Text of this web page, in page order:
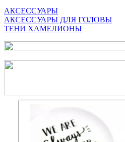
АКСЕССУАРЫ
АКСЕССУАРЫ ДЛЯ ГОЛОВЫ
ТЕНИ ХАМЕЛИОНЫ